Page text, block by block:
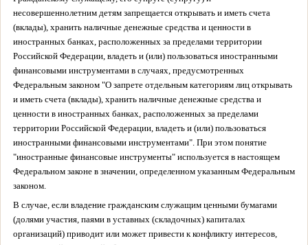
несовершеннолетним детям запрещается открывать и иметь счета
(вклады), хранить наличные денежные средства и ценности в
иностранных банках, расположенных за пределами территории
Российской Федерации, владеть и (или) пользоваться иностранными
финансовыми инструментами в случаях, предусмотренных
Федеральным законом "О запрете отдельным категориям лиц открывать
и иметь счета (вклады), хранить наличные денежные средства и
ценности в иностранных банках, расположенных за пределами
территории Российской Федерации, владеть и (или) пользоваться
иностранными финансовыми инструментами". При этом понятие
"иностранные финансовые инструменты" используется в настоящем
Федеральном законе в значении, определенном указанным Федеральным
законом.
В случае, если владение гражданским служащим ценными бумагами
(долями участия, паями в уставных (складочных) капиталах
организаций) приводит или может привести к конфликту интересов,